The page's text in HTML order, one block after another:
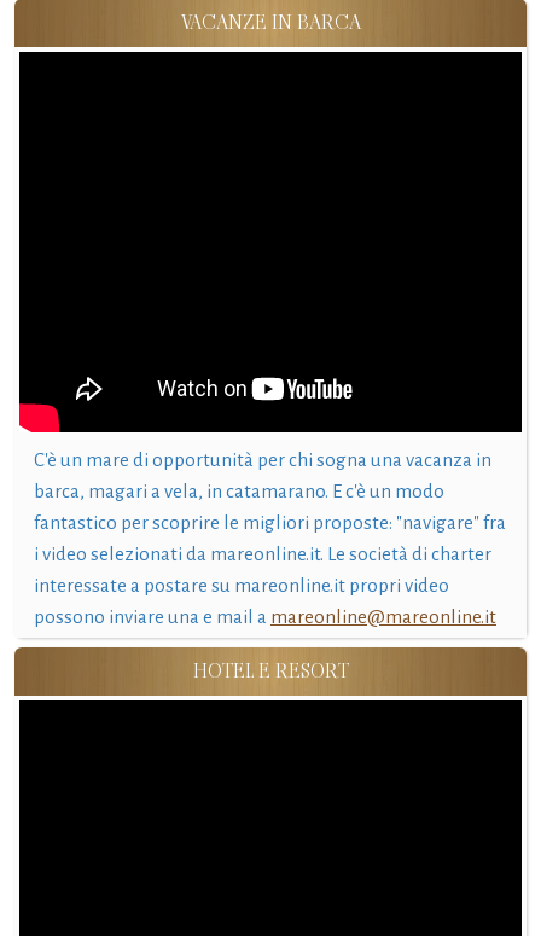
VACANZE IN BARCA
C'è un mare di opportunità per chi sogna una vacanza in
barca, magari a vela, in catamarano. E c'è un modo
fantastico per scoprire le migliori proposte: "navigare" fra
i video selezionati da mareonline.it. Le società di charter
interessate a postare su mareonline.it propri video
possono inviare una e mail a mareonline@mareonline.it
HOTEL E RESORT